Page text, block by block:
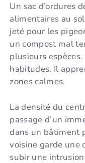
Un sac d’ordures
alimentaires au
jeté pour les
un compost mal
plusieurs
habitudes. Il
zones calmes.
La densité du
passage d’un
dans un bâtiment
voisine garde une
subir une